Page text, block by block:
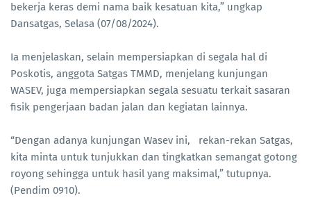
bekerja keras demi nama baik kesatuan kita,” ungkap
Dansatgas, Selasa (07/08/2024).
Ia menjelaskan, selain mempersiapkan di segala hal di
Poskotis, anggota Satgas TMMD, menjelang kunjungan
WASEV, juga mempersiapkan segala sesuatu terkait sasaran
fisik pengerjaan badan jalan dan kegiatan lainnya.
“Dengan adanya kunjungan Wasev ini, rekan-rekan Satgas,
kita minta untuk tunjukkan dan tingkatkan semangat gotong
royong sehingga untuk hasil yang maksimal,” tutupnya.
(Pendim 0910).